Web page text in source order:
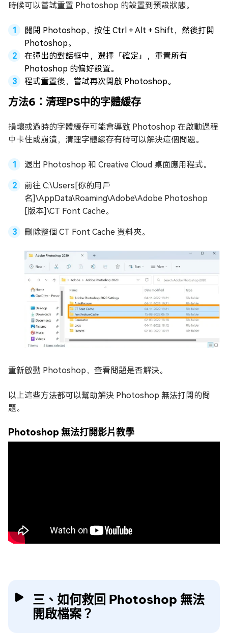
時候可以嘗試重置 Photoshop 的設置到預設狀態。
關閉 Photoshop，按住 Ctrl + Alt + Shift，然後打開
Photoshop。
在彈出的對話框中，選擇「確定」，重置所有
Photoshop 的偏好設置。
程式重置後，嘗試再次開啟 Photoshop。
方法6：清理PS中的字體緩存
損壞或過時的字體緩存可能會導致 Photoshop 在啟動過程
中卡住或崩潰，清理字體緩存有時可以解決這個問題。
退出 Photoshop 和 Creative Cloud 桌面應用程式。
前往 C:\Users[你的用戶
名]\AppData\Roaming\Adobe\Adobe Photoshop
[版本]\CT Font Cache。
刪除整個 CT Font Cache 資料夾。
重新啟動 Photoshop，查看問題是否解決。
以上這些方法都可以幫助解決 Photoshop 無法打開的問
題。
Photoshop 無法打開影片教學
三、如何救回 Photoshop 無法
開啟檔案？